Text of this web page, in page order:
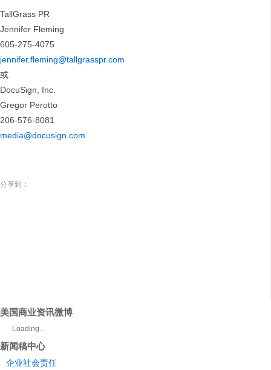
TallGrass PR
Jennifer Fleming
605-275-4075
jennifer.fleming@tallgrasspr.com
或
DocuSign, Inc.
Gregor Perotto
206-576-8081
media@docusign.com
分享到：
美国商业资讯微博
Loading...
新闻稿中心
企业社会责任